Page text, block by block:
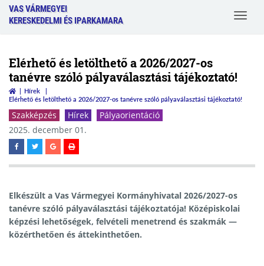
VAS VÁRMEGYEI
KERESKEDELMI ÉS IPARKAMARA
Toggle
Elérhető és letölthető a 2026/2027-os
tanévre szóló pályaválasztási tájékoztató!
Hírek
Elérhető és letölthető a 2026/2027-os tanévre szóló pályaválasztási tájékoztató!
Szakképzés Hírek
Pályaorientáció
2025. december 01.
Elkészült a Vas Vármegyei Kormányhivatal 2026/2027-os
tanévre szóló pályaválasztási tájékoztatója! Középiskolai
képzési lehetőségek, felvételi menetrend és szakmák —
közérthetően és áttekinthetően.